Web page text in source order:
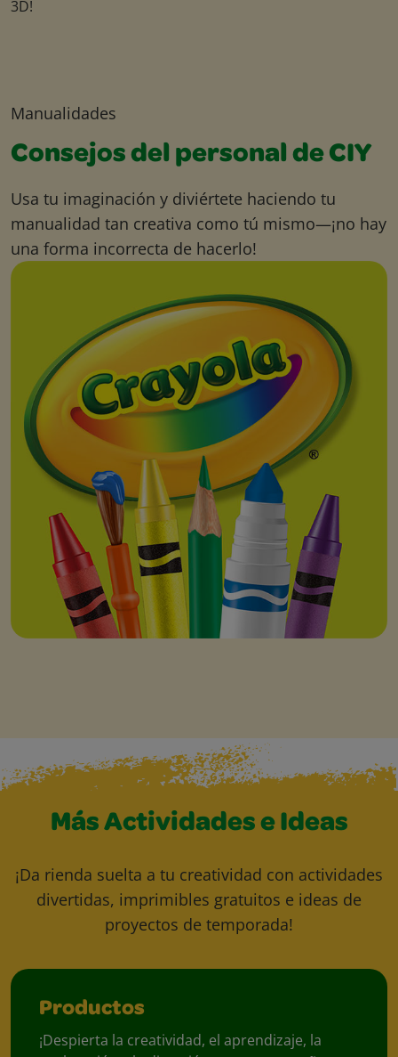
3D!
Manualidades
Consejos del personal de CIY
Usa tu imaginación y diviértete haciendo tu
manualidad tan creativa como tú mismo—¡no hay
una forma incorrecta de hacerlo!
Más Actividades e Ideas
¡Da rienda suelta a tu creatividad con actividades
divertidas, imprimibles gratuitos e ideas de
proyectos de temporada!
Productos
¡Despierta la creatividad, el aprendizaje, la